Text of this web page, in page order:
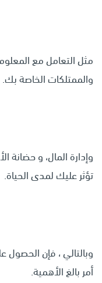
مثل التعامل مع
والممتلكات الخاصة بك.
وإدارة المال، و حضانة
تؤثر عليك لمدى الحياة.
وبالتالي ، فإن
أمر بالغ الأهمية.